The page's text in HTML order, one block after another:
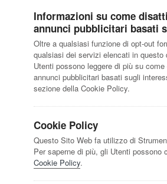
Informazioni su come
annunci pubblicitari basati
Oltre a qualsiasi funzione di opt-out
qualsiasi dei servizi elencati in questo
Utenti possono leggere di più su
annunci pubblicitari basati sugli
sezione della Cookie Policy.
Cookie Policy
Questo Sito Web fa utilizzo di
Per saperne di più, gli Utenti possono
Cookie Policy.